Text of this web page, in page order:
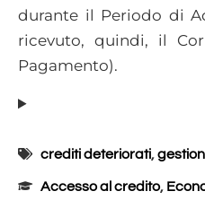
durante il Periodo di
ricevuto, quindi, il
Pagamento).
crediti deteriorati,
Accesso al credito,